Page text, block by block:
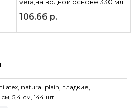
106.66 р.
natural plain, гладкие,
5,4 см, 144 шт.